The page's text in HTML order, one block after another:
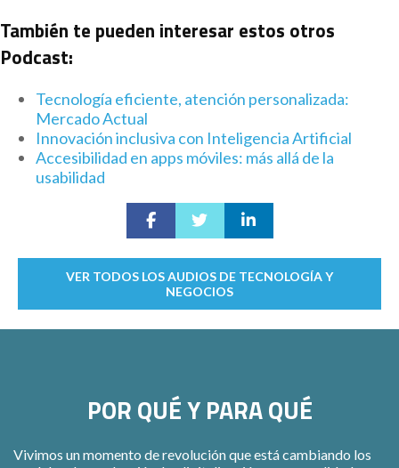
También te pueden interesar estos otros
Podcast:
Tecnología eficiente, atención personalizada:
Mercado Actual
Innovación inclusiva con Inteligencia Artificial
Accesibilidad en apps móviles: más allá de la
usabilidad
VER TODOS LOS AUDIOS DE TECNOLOGÍA Y
NEGOCIOS
POR QUÉ Y PARA QUÉ
Vivimos un momento de revolución que está cambiando los